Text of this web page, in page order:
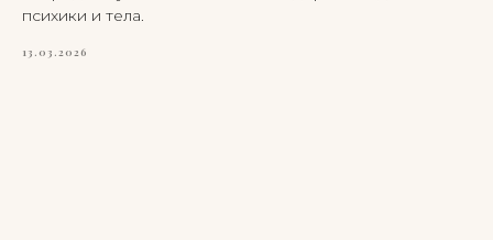
психики и тела.
13.03.2026